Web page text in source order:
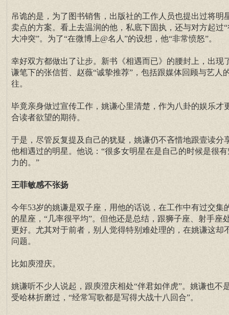
吊诡的是，为了图书销售，出版社的工作人员也提出过将明
卖点的方案。看上去温润的他，私底下固执，还与对方起过“
大冲突”。为了“在微博上@名人”的设想，他“非常愤怒”。
幸好双方都做出了让步。新书《相遇而已》的腰封上，出现
谦笔下的张信哲、赵薇“诚挚推荐”，包括跟媒体回顾与艺人
往。
毕竟亲身做过宣传工作，姚谦心里清楚，作为八卦的娱乐才
合读者欲望的期待。
于是，尽管反复提及自己的犹疑，姚谦仍不吝惜地跟壹读分
他相遇过的明星。他说：“很多女明星在是自己的时候是很有
力的。”
王菲敏感不张扬
今年53岁的姚谦是双子座，用他的话说，在工作中有过交集
的星座，“几率很平均”。但他还是总结，跟狮子座、射手座
更好。尤其对于前者，别人觉得特别难处理的，在姚谦这却
问题。
比如庾澄庆。
姚谦听不少人说起，跟庾澄庆相处“伴君如伴虎”。姚谦也不
受哈林折磨过，“经常写歌都是写得大战十八回合”。